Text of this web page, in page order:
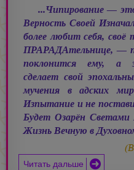
...Чипирование —
Верность Своей
более любит себя,
ПРАРАДАтельнице, —
поклонится ему, а
сделает свой
мучения в адских
Изпытание и не
Будет Озарён
Жизнь Вечную в
Читать дальше